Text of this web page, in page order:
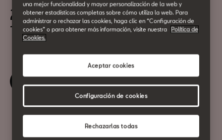
22 de Abril
18:30h
Compartir
una mejor funcionalidad y mayor personalización de la web y
obtener estadísticas completas sobre cómo utiliza la web. Para
administrar o rechazar las cookies, haga clic en “Configuración de
cookies” o para obtener más información, visite nuestra
Política de
Cookies.
Rechazarlas todas
Aceptar cookies
Configuración de cookies